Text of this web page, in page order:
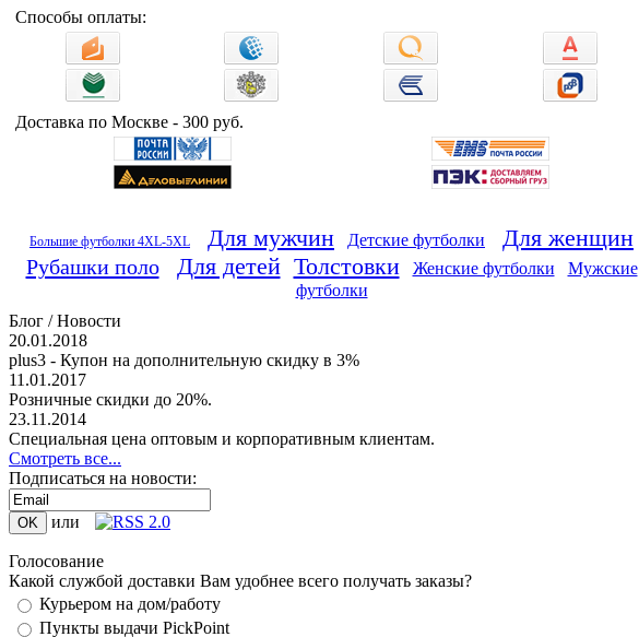
Способы оплаты:
Доставка по Москве - 300 руб.
Большие футболки 4XL-5XL Для мужчин Детские футболки Для женщин
Рубашки поло Для детей Толстовки Женские футболки
Мужские
футболки
Блог / Новости
20.01.2018
plus3 - Купон на дополнительную скидку в 3%
11.01.2017
Розничные скидки до 20%.
23.11.2014
Специальная цена оптовым и корпоративным клиентам.
Смотреть все...
Подписаться на новости:
или
Голосование
Какой службой доставки Вам удобнее всего получать заказы?
Курьером на дом/работу
Пункты выдачи PickPoint